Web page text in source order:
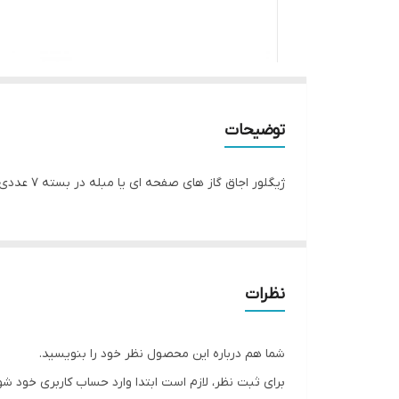
توضیحات
ژیگلور اجاق گاز های صفحه ای یا مبله در بسته 7 عددی برای تمامی سایز های شعله گاز
نظرات
شما هم درباره این محصول نظر خود را بنویسید.
برای ثبت نظر، لازم است ابتدا وارد حساب کاربری خود